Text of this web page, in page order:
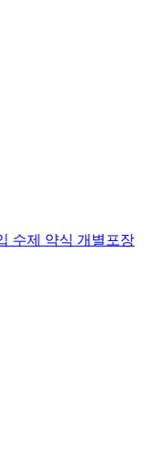
수제 약식 개별포장